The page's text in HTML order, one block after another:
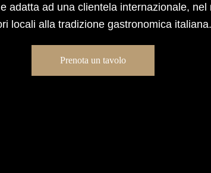
adatta ad una clientela internazionale,
locali alla tradizione gastronomica italiana.
Prenota un tavolo